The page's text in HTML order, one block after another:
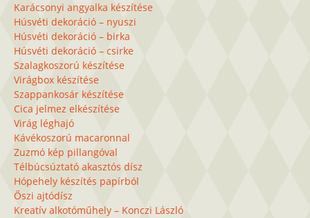
Karácsonyi angyalka készítése
Húsvéti dekoráció – nyuszi
Húsvéti dekoráció – birka
Húsvéti dekoráció – csirke
Szalagkoszorú készítése
Virágbox készítése
Szappankosár készítése
Cica jelmez elkészítése
Virág léghajó
Kávékoszorú macaronnal
Zuzmó kép pillangóval
Télbúcsúztató akasztós dísz
Hópehely készítés papírból
Őszi ajtódísz
Kreatív alkotóműhely – Konczi László